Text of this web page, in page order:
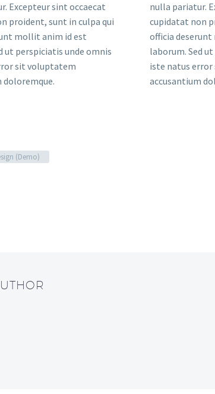
Excepteur sint occaecat
proident, sunt in culpa qui
mollit anim id est
ut perspiciatis unde omnis
sit voluptatem
doloremque.
nulla pariatur.
cupidatat non
officia
laborum. Sed
iste natus
accusantium
(Demo)